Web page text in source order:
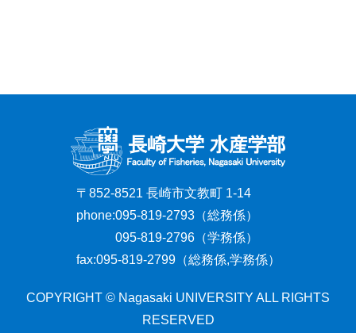
〒852-8521 長崎市文教町 1-14
phone:095-819-2793（総務係）
095-819-2796（学務係）
fax:095-819-2799（総務係,学務係）
COPYRIGHT © Nagasaki UNIVERSITY ALL RIGHTS
RESERVED